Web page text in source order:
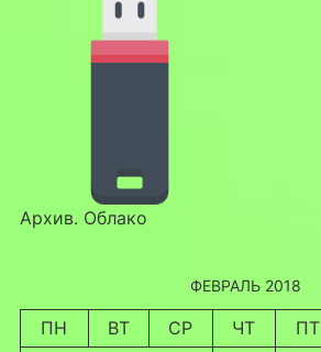
Архив. Облако
ФЕВРАЛЬ 2018
ПН ВТ СР ЧТ ПТ